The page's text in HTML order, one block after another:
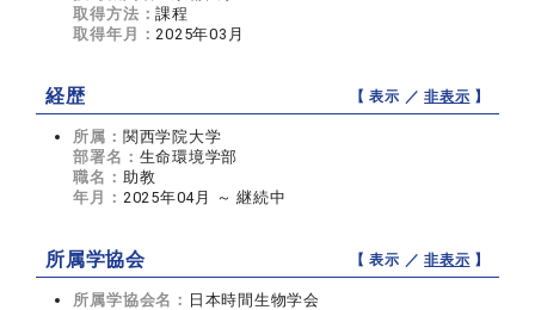
取得方法：課程
取得年月：2025年03月
経歴 【 表示 ／非表示 】
所属： 関西学院大学
部署名： 生命環境学部
職名： 助教
年月： 2025年04月 ～ 継続中
所属学協会 【 表示 ／非表示 】
所属学協会名： 日本時間生物学会